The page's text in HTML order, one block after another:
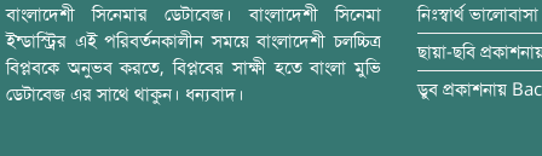
বাংলাদেশী সিনেমার ডেটাবেজ। বাংলাদেশী সিনেমা
ইন্ডাস্ট্রির এই পরিবর্তনকালীন সময়ে বাংলাদেশী চলচ্চিত্র
বিপ্লবকে অনুভব করতে, বিপ্লবের সাক্ষী হতে বাংলা মুভি
ডেটাবেজ এর সাথে থাকুন। ধন্যবাদ।
নিঃস্বার্থ ভালোবাসা
ছায়া-ছবি
ডুব প্রকাশনায়